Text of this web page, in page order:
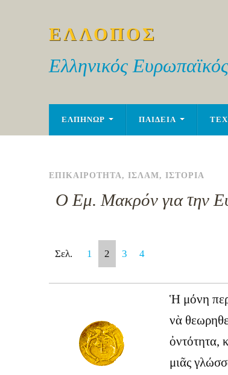
ΕΛΛΟΠΟΣ
Ελληνικός
ΕΛΠΗΝΩΡ ΠΑΙΔΕΙΑ
ΕΠΙΚΑΙΡΟΤΗΤΑ, ΙΣΛΑΜ, ΙΣΤΟΡΙΑ
Ο Εμ. Μακρόν για την
Σελ. 1 2 3 4
Ἡ μόνη
νὰ
ὀντότητα,
μιᾶς